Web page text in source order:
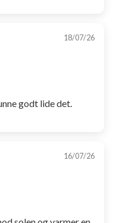
18/07/26
godt lide det.
16/07/26